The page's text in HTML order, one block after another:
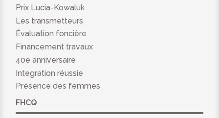
Prix Lucia-Kowaluk
Les transmetteurs
Évaluation foncière
Financement travaux
40e anniversaire
Integration réussie
Présence des femmes
FHCQ